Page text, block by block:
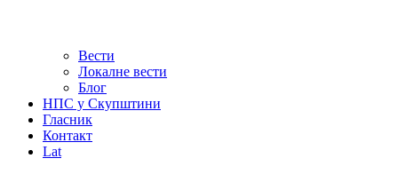
Вести
Локалне вести
Блог
НПС у Скупштини
Гласник
Контакт
Lat